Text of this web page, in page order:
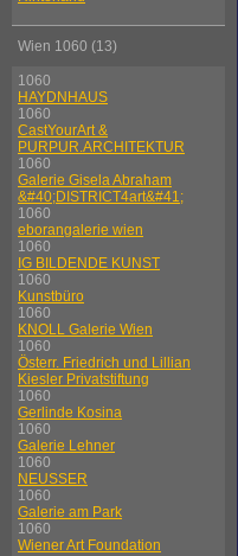
Wien 1060 (13)
1060
HAYDNHAUS
1060
CastYourArt &
PURPUR.ARCHITEKTUR
1060
Galerie Gisela Abraham
&#40;DISTRICT4art&#41;
1060
eborangalerie wien
1060
IG BILDENDE KUNST
1060
Kunstbüro
1060
KNOLL Galerie Wien
1060
Österr. Friedrich und Lillian
Kiesler Privatstiftung
1060
Gerlinde Kosina
1060
Galerie Lehner
1060
NEUSSER
1060
Galerie am Park
1060
Wiener Art Foundation